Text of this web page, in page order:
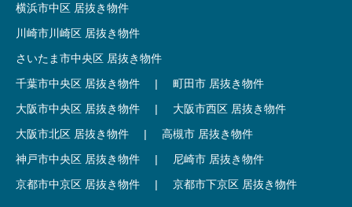
横浜市中区 居抜き物件
川崎市川崎区 居抜き物件
さいたま市中央区 居抜き物件
千葉市中央区 居抜き物件
|
町田市 居抜き物件
大阪市中央区 居抜き物件
|
大阪市西区 居抜き物件
大阪市北区 居抜き物件
|
高槻市 居抜き物件
神戸市中央区 居抜き物件
|
尼崎市 居抜き物件
京都市中京区 居抜き物件
| 京都市下京区 居抜き物件